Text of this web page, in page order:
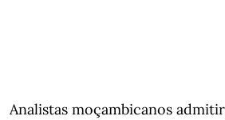
Analistas moçambicanos